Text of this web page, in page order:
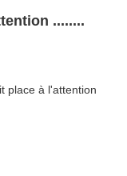
........